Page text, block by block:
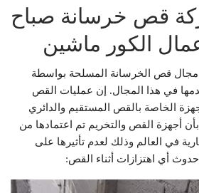
قص خرسانة صباح
الكور ماشين
مجال قص الخرسانة المسلحة بواسطة
في هذا المجال. إن عمليات القص
الخاصة بالقص المستقيم والدائري
أجهزة القص والتخريم تم اعتمادها من
في العالم وذلك لعدم تأثيرها على
أي اهتزازات أثناء القص: